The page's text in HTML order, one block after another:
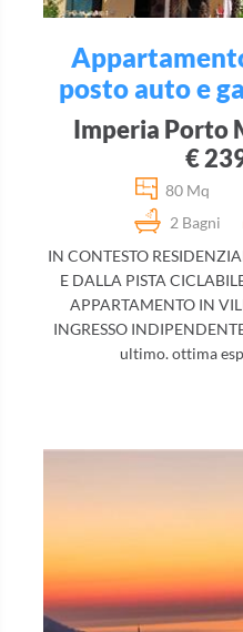
posto auto e
Imperia Porto
€
80 Mq
2 Bagni
IN CONTESTO
E DALLA PISTA
APPARTAMENTO IN
INGRESSO
ultimo. ottima